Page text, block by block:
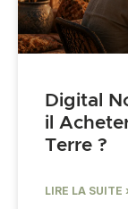
Digital
il
Terre ?
LIRE LA SUITE